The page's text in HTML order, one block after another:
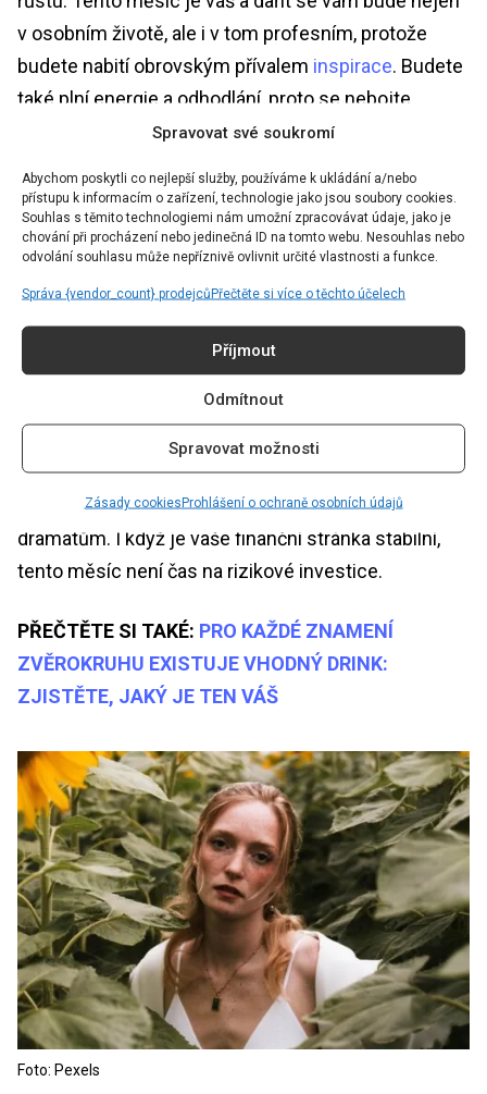
Spravovat své soukromí
Abychom poskytli co nejlepší služby, používáme k ukládání a/nebo
přístupu k informacím o zařízení, technologie jako jsou soubory cookies.
Souhlas s těmito technologiemi nám umožní zpracovávat údaje, jako je
chování při procházení nebo jedinečná ID na tomto webu. Nesouhlas nebo
odvolání souhlasu může nepříznivě ovlivnit určité vlastnosti a funkce.
Správa {vendor_count} prodejcůPřečtěte si více o těchto účelech
Příjmout
Odmítnout
Spravovat možnosti
Zásady cookiesProhlášení o ochraně osobních údajů
v osobním životě, ale i v tom profesním, protože
budete nabití obrovským přívalem inspirace. Budete
také plní energie a odhodlání, proto se nebojte
vyzkoušet nebo začít nové věci. Pokud se před vámi
nejmenší písma a řiďte se vlastní intuicí. Nechte čas
uzdravit to, co vás tíží a netlačte na vývoj událostí.
Střelec (23.11. – 21.12.)
Milí Střelci, červenec pro vás bude spíše klidnějším
obdobím. Využijte proto tento čas ke vzdělávání
. V polovině měsíce se mohou
zpomalit vaše komunikační toky, proto vše plánujte s
rezervou. V lásce to bude spíš o přátelství, sdílení a
ochotě naslouchat. Díky tomu se vyvarujete
dramatům. I když je vaše finanční stránka stabilní,
tento měsíc není čas na rizikové investice.
PŘEČTĚTE SI TAKÉ: PRO KAŽDÉ ZNAMENÍ
ZVĚROKRUHU EXISTUJE VHODNÝ DRINK:
ZJISTĚTE, JAKÝ JE TEN VÁŠ
Foto: Pexels